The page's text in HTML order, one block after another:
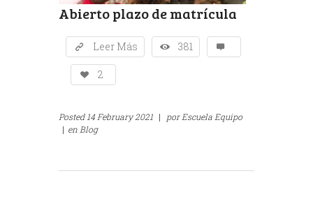
Abierto plazo de matrícula
Leer Más 381
2
Posted 14 February 2021 | porEscuela Equipo
| en Blog